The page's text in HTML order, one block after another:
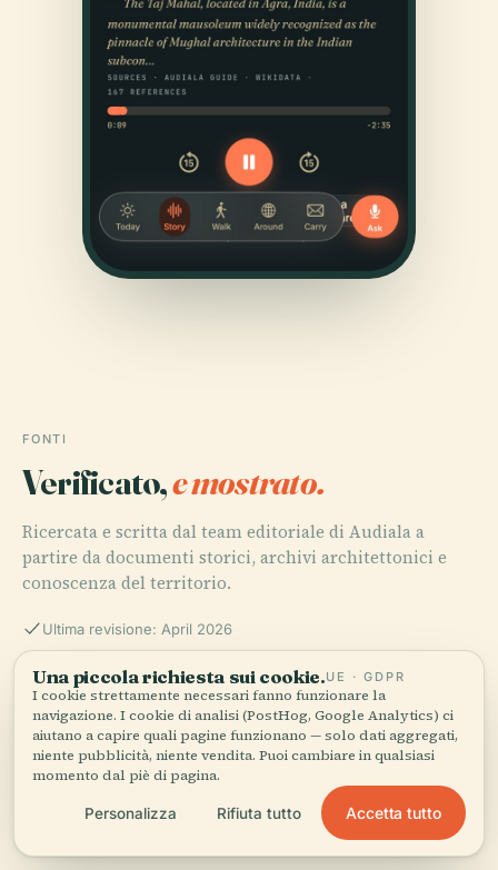
FONTI
Verificato,e mostrato.
Ricercata e scritta dal team editoriale di Audiala a
partire da documenti storici, archivi architettonici e
conoscenza del territorio.
Ultima revisione: April 2026
Statens Museum for Kunst Visiting Hours, Tickets, and
Guide to Copenhagen’s National Gallery, 2025
Visiting Statens Museum for Kunst: A Comprehensive
Guide to Denmark’s National Gallery, 2025
Una piccola richiesta sui cookie.UE · GDPR
I cookie strettamente necessari fanno funzionare la
navigazione. I cookie di analisi (PostHog, Google Analytics) ci
aiutano a capire quali pagine funzionano — solo dati aggregati,
niente pubblicità, niente vendita. Puoi cambiare in qualsiasi
momento dal piè di pagina.
Personalizza Rifiuta tutto Accetta tutto